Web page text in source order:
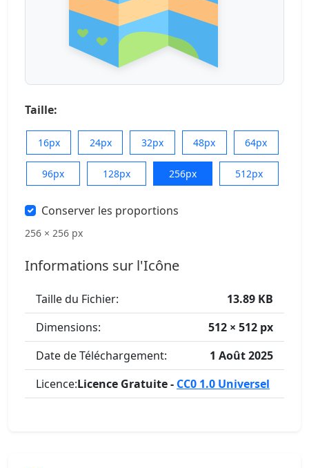
Taille:
16px 24px 32px 48px 64px
96px 128px 256px 512px
Conserver les proportions
256 × 256 px
Informations sur l'Icône
Taille du Fichier:
13.89 KB
Dimensions:
512 × 512 px
Date de Téléchargement:
1 Août 2025
Licence:Licence Gratuite - CC0 1.0 Universel